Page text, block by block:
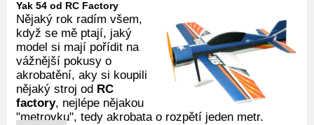
Yak 54 od RC Factory
Nějaký rok radím všem,
když se mě ptají, jaký
model si mají pořídit na
vážnější pokusy o
akrobatění, aky si koupili
nějaký stroj od RC
factory, nejlépe nějakou
"metrovku", tedy akrobata o rozpětí jeden metr.